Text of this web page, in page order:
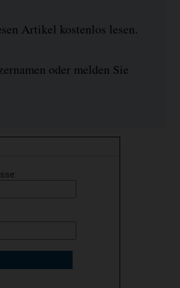
Artikel kostenlos lesen.
oder melden Sie